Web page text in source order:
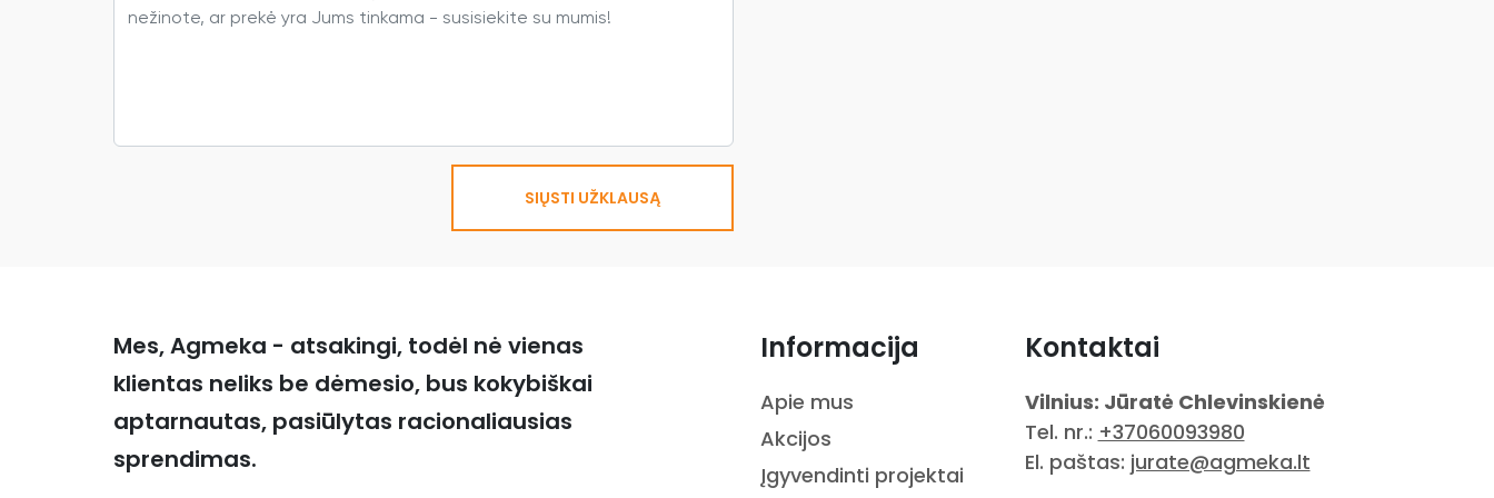
SIŲSTI UŽKLAUSĄ
Mes, Agmeka - atsakingi, todėl nė vienas
klientas neliks be dėmesio, bus kokybiškai
aptarnautas, pasiūlytas racionaliausias
sprendimas.
Informacija
Apie mus
Akcijos
Įgyvendinti projektai
Kontaktai
Vilnius: Jūratė Chlevinskienė
Tel. nr.: +37060093980
El. paštas: jurate@agmeka.lt